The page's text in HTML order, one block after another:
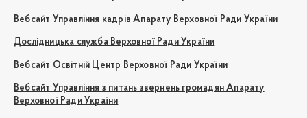
Вебсайт Управління кадрів Апарату Верховної Ради України
Дослідницька служба Верховної Ради України
Вебсайт Освітній Центр Верховної Ради України
Вебсайт Управління з питань звернень громадян Апарату
Верховної Ради України